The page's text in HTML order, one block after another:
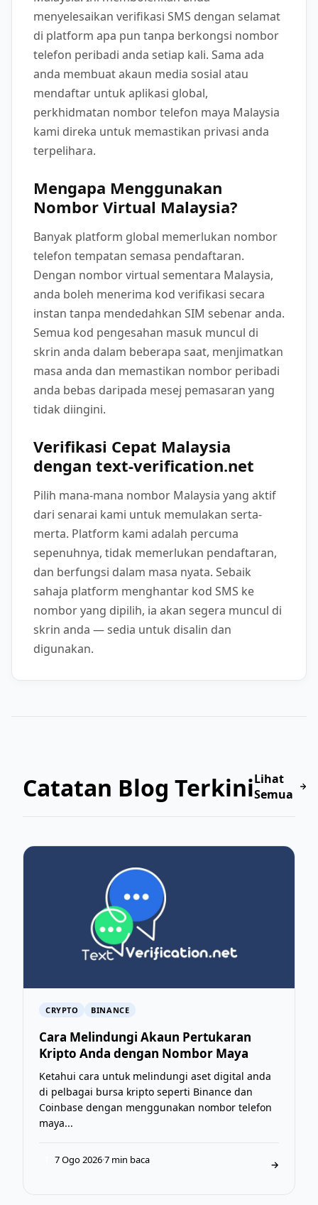
menyelesaikan verifikasi SMS dengan selamat
di platform apa pun tanpa berkongsi nombor
telefon peribadi anda setiap kali. Sama ada
anda membuat akaun media sosial atau
mendaftar untuk aplikasi global,
perkhidmatan nombor telefon maya Malaysia
kami direka untuk memastikan privasi anda
terpelihara.
Mengapa Menggunakan
Nombor Virtual Malaysia?
Banyak platform global memerlukan nombor
telefon tempatan semasa pendaftaran.
Dengan nombor virtual sementara Malaysia,
anda boleh menerima kod verifikasi secara
instan tanpa mendedahkan SIM sebenar anda.
Semua kod pengesahan masuk muncul di
skrin anda dalam beberapa saat, menjimatkan
masa anda dan memastikan nombor peribadi
anda bebas daripada mesej pemasaran yang
tidak diingini.
Verifikasi Cepat Malaysia
dengan text-verification.net
Pilih mana-mana nombor Malaysia yang aktif
dari senarai kami untuk memulakan serta-
merta. Platform kami adalah percuma
sepenuhnya, tidak memerlukan pendaftaran,
dan berfungsi dalam masa nyata. Sebaik
sahaja platform menghantar kod SMS ke
nombor yang dipilih, ia akan segera muncul di
skrin anda — sedia untuk disalin dan
digunakan.
Catatan Blog TerkiniLihat
Semua
CRYPTO BINANCE
Cara Melindungi Akaun Pertukaran
Kripto Anda dengan Nombor Maya
Ketahui cara untuk melindungi aset digital anda
di pelbagai bursa kripto seperti Binance dan
Coinbase dengan menggunakan nombor telefon
maya...
7 Ogo 2026·7 min baca →